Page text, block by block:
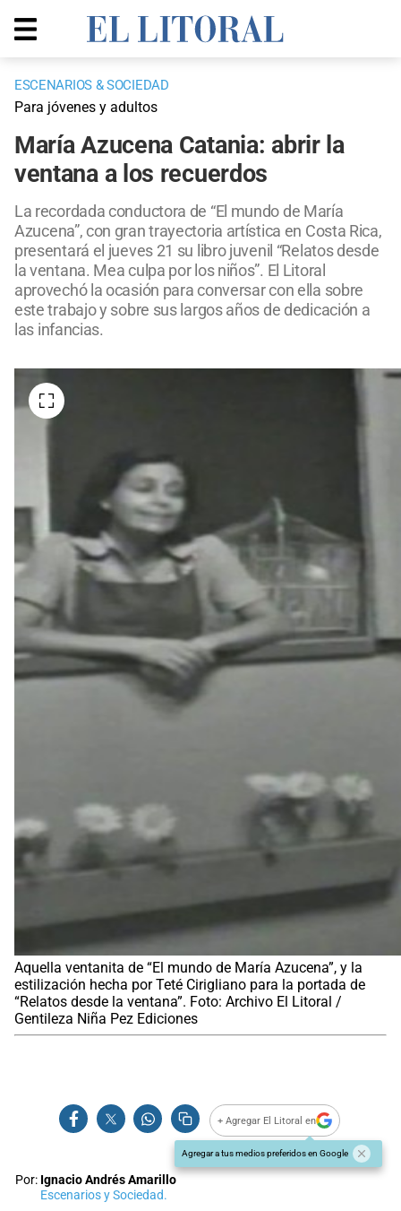
ESCENARIOS & SOCIEDAD
Para jóvenes y adultos
María Azucena Catania: abrir la
ventana a los recuerdos
La recordada conductora de “El mundo de María
Azucena”, con gran trayectoria artística en Costa Rica,
presentará el jueves 21 su libro juvenil “Relatos desde
la ventana. Mea culpa por los niños”. El Litoral
aprovechó la ocasión para conversar con ella sobre
este trabajo y sobre sus largos años de dedicación a
las infancias.
Aquella ventanita de “El mundo de María Azucena”, y la
estilización hecha por Teté Cirigliano para la portada de
“Relatos desde la ventana”. Foto: Archivo El Litoral /
Gentileza Niña Pez Ediciones
+ Agregar El Litoral en
Agregar a tus medios preferidos en Google
Por: Ignacio Andrés Amarillo
Escenarios y Sociedad.